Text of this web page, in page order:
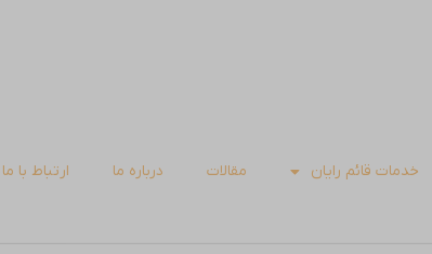
خدمات قائم رایان مقالات درباره ما ارتباط با ما